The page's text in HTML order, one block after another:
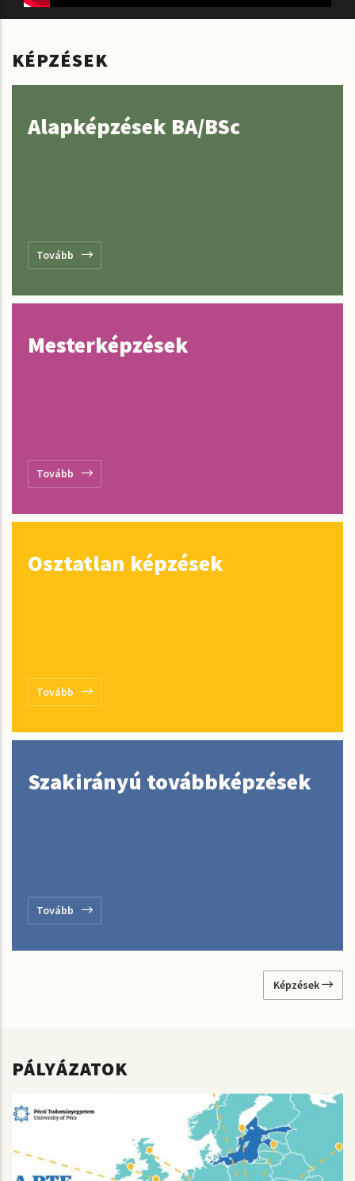
KÉPZÉSEK
Alapképzések BA/BSc
Tovább
Mesterképzések
Tovább
Osztatlan képzések
Tovább
Szakirányú továbbképzések
Tovább
Képzések
PÁLYÁZATOK